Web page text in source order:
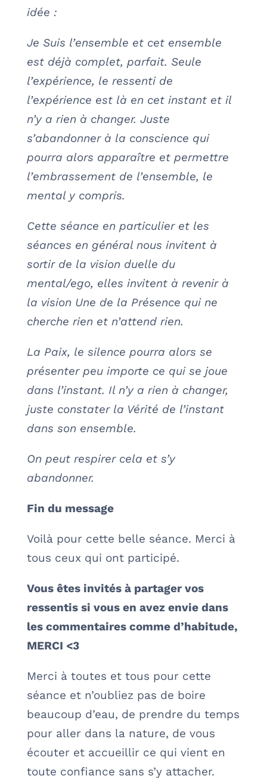
idée :
Je Suis l’ensemble et cet ensemble
est déjà complet, parfait. Seule
l’expérience, le ressenti de
l’expérience est là en cet instant et il
n’y a rien à changer. Juste
s’abandonner à la conscience qui
pourra alors apparaître et permettre
l’embrassement de l’ensemble, le
mental y compris.
Cette séance en particulier et les
séances en général nous invitent à
sortir de la vision duelle du
mental/ego, elles invitent à revenir à
la vision Une de la Présence qui ne
cherche rien et n’attend rien.
La Paix, le silence pourra alors se
présenter peu importe ce qui se joue
dans l’instant. Il n’y a rien à changer,
juste constater la Vérité de l’instant
dans son ensemble.
On peut respirer cela et s’y
abandonner.
Fin du message
Voilà pour cette belle séance. Merci à
tous ceux qui ont participé.
Vous êtes invités à partager vos
ressentis si vous en avez envie dans
les commentaires comme d’habitude,
MERCI <3
Merci à toutes et tous pour cette
séance et n’oubliez pas de boire
beaucoup d’eau, de prendre du temps
pour aller dans la nature, de vous
écouter et accueillir ce qui vient en
toute confiance sans s’y attacher.